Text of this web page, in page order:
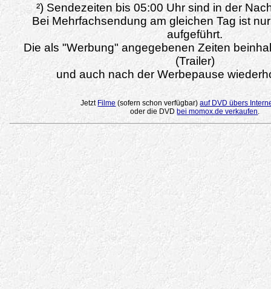
²) Sendezeiten bis 05:00 Uhr sind in der
Bei Mehrfachsendung am gleichen Tag ist
aufgeführt.
Die als "Werbung" angegebenen Zeiten
(Trailer)
und auch nach der Werbepause
Jetzt Filme (sofern schon verfügbar)auf DVD übers
oder die DVD bei momox.de verkaufen.